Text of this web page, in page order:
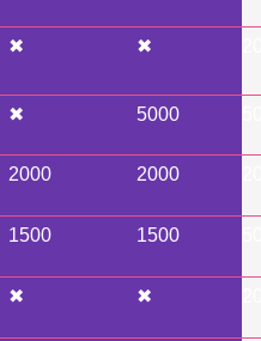
✖ ✖
✖ 5000
2000 2000
1500 1500
✖ ✖